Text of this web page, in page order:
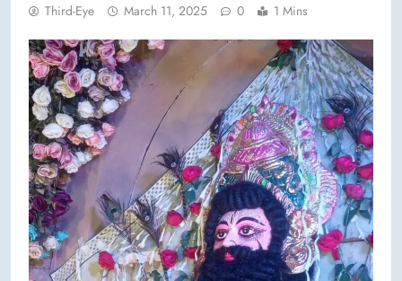
Third-Eye March 11, 2025 0 1 Mins